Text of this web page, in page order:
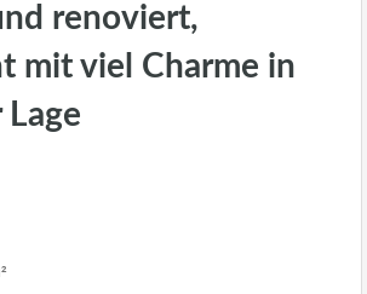
renoviert,
mit viel Charme in
Lage